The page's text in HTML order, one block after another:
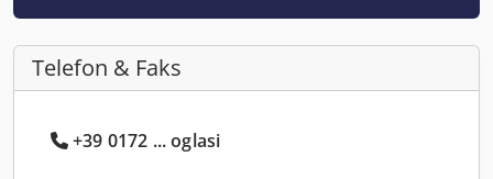
Telefon & Faks
+39 0172 ... oglasi